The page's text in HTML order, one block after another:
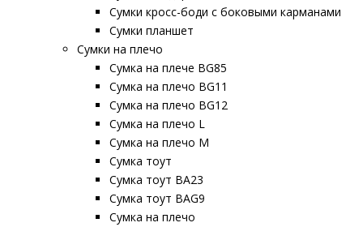
Сумки кросс-боди с боковыми карманами
Сумки планшет
Сумки на плечо
Сумка на плече BG85
Сумка на плечо BG11
Сумка на плечо BG12
Сумка на плечо L
Сумка на плечо M
Сумка тоут
Сумка тоут BA23
Сумка тоут BAG9
Сумка на плечо